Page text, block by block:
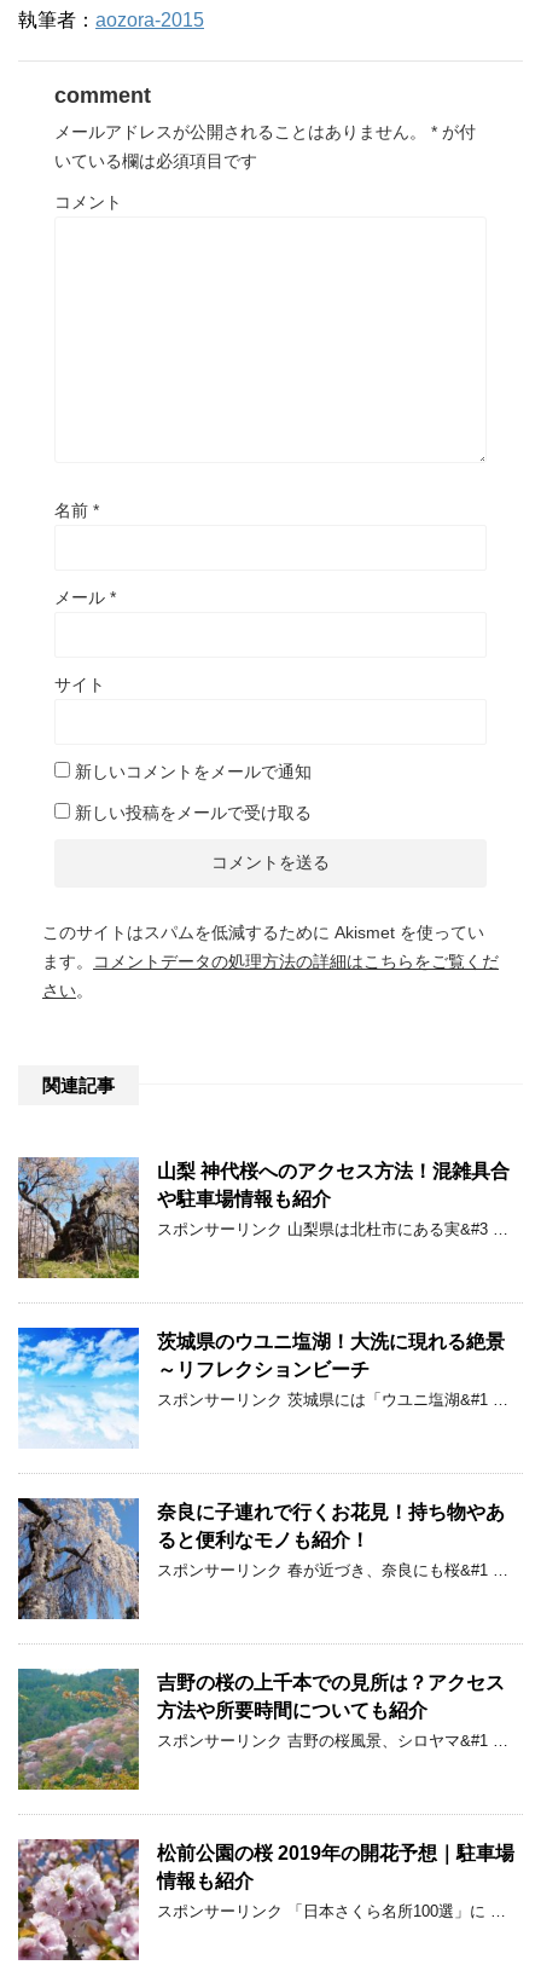
執筆者： aozora-2015
comment
メールアドレスが公開されることはありません。 * が付
いている欄は必須項目です
コメント
名前 *
メール *
サイト
新しいコメントをメールで通知
新しい投稿をメールで受け取る
このサイトはスパムを低減するために Akismet を使ってい
ます。
コメントデータの処理方法の詳細はこちらをご覧くだ
さい。
関連記事
山梨 神代桜へのアクセス方法！混雑具合
や駐車場情報も紹介
スポンサーリンク 山梨県は北杜市にある実&#3 …
茨城県のウユニ塩湖！大洗に現れる絶景
～リフレクションビーチ
スポンサーリンク 茨城県には「ウユニ塩湖&#1 …
奈良に子連れで行くお花見！持ち物やあ
ると便利なモノも紹介！
スポンサーリンク 春が近づき、奈良にも桜&#1 …
吉野の桜の上千本での見所は？アクセス
方法や所要時間についても紹介
スポンサーリンク 吉野の桜風景、シロヤマ&#1 …
松前公園の桜 2019年の開花予想｜駐車場
情報も紹介
スポンサーリンク 「日本さくら名所100選」に …